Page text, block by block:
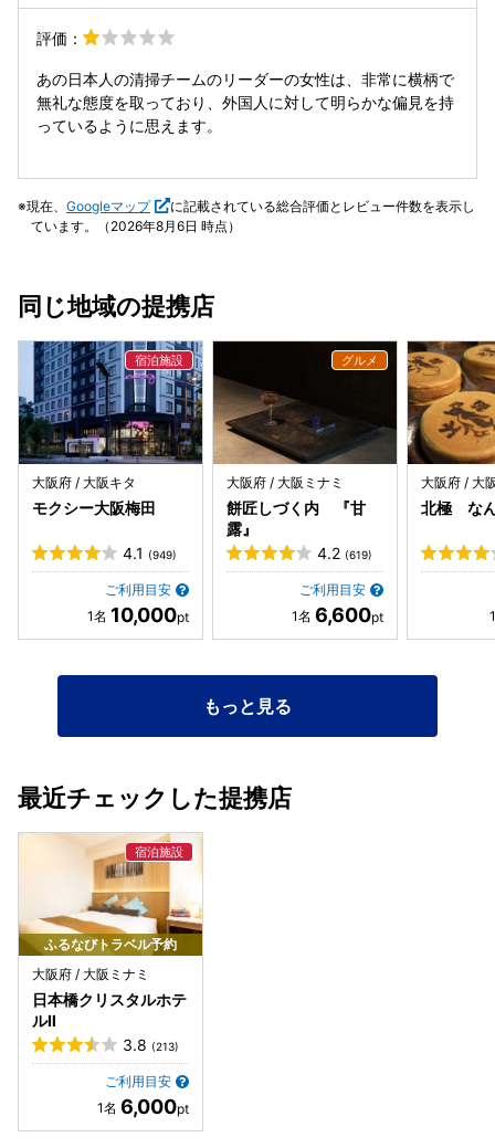
評価：
あの日本人の清掃チームのリーダーの女性は、非常に横柄で
無礼な態度を取っており、外国人に対して明らかな偏見を持
っているように思えます。
現在、 Googleマップ
に記載されている総合評価とレビュー件数を表示し
ています。（2026年8月6日 時点）
同じ地域の提携店
大阪府 / 大阪キタ
モクシー大阪梅田
4.1 (949)
ご利用目安
10,000
大阪府 / 大阪ミナミ
餅匠しづく内 『甘
露』
4.2 (619)
ご利用目安
6,600
大阪府 / 大
北極 な
もっと見る
最近チェックした提携店
ふるなびトラベル予約
大阪府 / 大阪ミナミ
日本橋クリスタルホテ
ルⅡ
3.8 (213)
ご利用目安
6,000